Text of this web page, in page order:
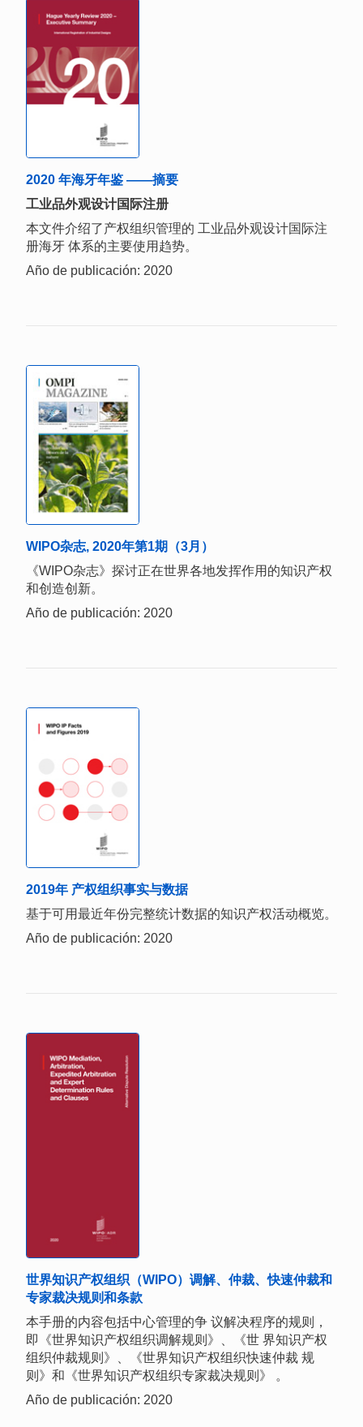
2020 年海牙年鉴 ——摘要
工业品外观设计国际注册
本文件介绍了产权组织管理的 工业品外观设计国际注
册海牙 体系的主要使用趋势。
Año de publicación: 2020
WIPO杂志, 2020年第1期（3月）
《WIPO杂志》探讨正在世界各地发挥作用的知识产权
和创造创新。
Año de publicación: 2020
2019年 产权组织事实与数据
基于可用最近年份完整统计数据的知识产权活动概览。
Año de publicación: 2020
世界知识产权组织（WIPO）调解、仲裁、快速仲裁和
专家裁决规则和条款
本手册的内容包括中心管理的争 议解决程序的规则，
即《世界知识产权组织调解规则》、《世 界知识产权
组织仲裁规则》、《世界知识产权组织快速仲裁 规
则》和《世界知识产权组织专家裁决规则》 。
Año de publicación: 2020